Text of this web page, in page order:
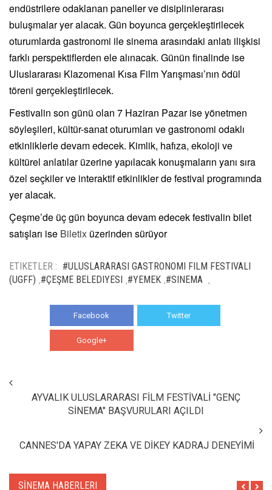
endüstrilere odaklanan paneller ve disiplinlerarası
buluşmalar yer alacak. Gün boyunca gerçekleştirilecek
oturumlarda gastronomi ile sinema arasındaki anlatı ilişkisi
farklı perspektiflerden ele alınacak. Günün finalinde ise
Uluslararası Klazomenai Kısa Film Yarışması’nın ödül
töreni gerçekleştirilecek.
Festivalin son günü olan 7 Haziran Pazar ise yönetmen
söyleşileri, kültür-sanat oturumları ve gastronomi odaklı
etkinliklerle devam edecek. Kimlik, hafıza, ekoloji ve
kültürel anlatılar üzerine yapılacak konuşmaların yanı sıra
özel seçkiler ve interaktif etkinlikler de festival programında
yer alacak.
Çeşme’de üç gün boyunca devam edecek festivalin bilet
satışları ise Biletix üzerinden sürüyor
ETIKETLER : #ULUSLARARASI GASTRONOMI FILM FESTIVALI
(UGFF) #ÇEŞME BELEDIYESI #YEMEK #SINEMA
Facebook Twitter
Google+
AYVALIK ULUSLARARASI FİLM FESTİVALİ "GENÇ
SİNEMA" BAŞVURULARI AÇILDI
CANNES'DA YAPAY ZEKA VE DİKEY KADRAJ DENEYİMİ
SİNEMA HABERLERI